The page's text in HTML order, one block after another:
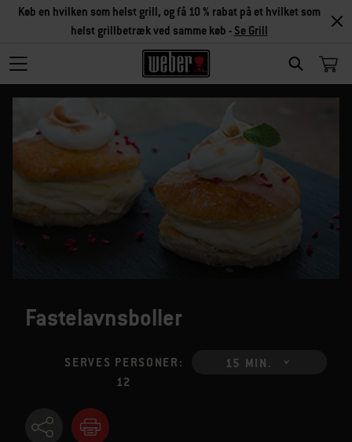
SEARCH
Køb en hvilken som helst grill, og få 10 % rabat på et hvilket som
helst grillbetræk ved samme køb - Se Grill
Fastelavnsboller
SERVES PERSONER:
12
15 MIN.